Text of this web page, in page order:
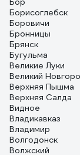
Борисоглебск
Боровичи
Бронницы
Брянск
Бугульма
Великие Луки
Великий
Верхняя Пышма
Верхняя Салда
Видное
Владикавказ
Владимир
Волгодонск
Волжский